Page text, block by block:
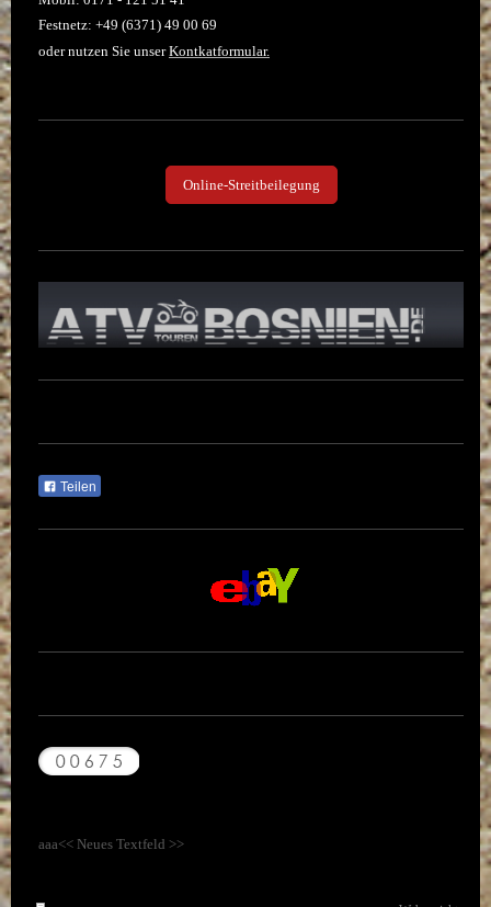
Festnetz: +49 (6371) 49 00 69
oder nutzen Sie unser Kontkatformular.
Online-Streitbeilegung
Teilen
aaa<< Neues Textfeld >>